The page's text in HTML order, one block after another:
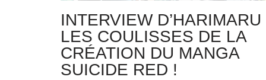
INTERVIEW D’HARIMARU
LES COULISSES DE LA
CRÉATION DU MANGA
SUICIDE RED !